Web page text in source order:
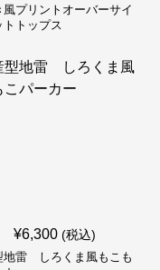
風プリントオーバーサイ
トトップス
¥6,300 (税込)
地雷 しろくま風もこも